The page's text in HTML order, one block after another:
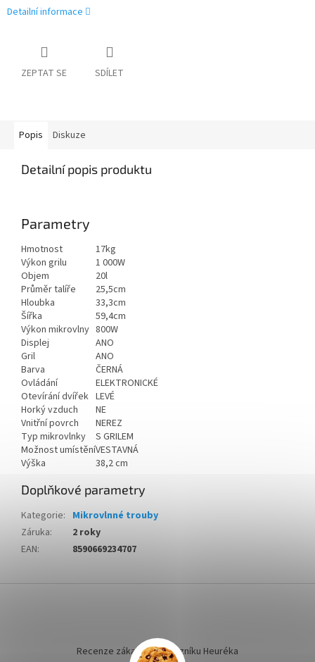
Detailní informace
ZEPTAT SE SDÍLET
Popis Diskuze
Detailní popis produktu
Parametry
Hmotnost
17kg
Výkon grilu
1 000W
Objem
20l
Průměr talíře
25,5cm
Hloubka
33,3cm
Šířka
59,4cm
Výkon mikrovlny 800W
Displej
ANO
Gril
ANO
Barva
ČERNÁ
Ovládání
ELEKTRONICKÉ
Otevírání dvířek LEVÉ
Horký vzduch
NE
Vnitřní povrch
NEREZ
Typ mikrovlnky
S GRILEM
Možnost umístěníVESTAVNÁ
Výška
38,2 cm
Doplňkové parametry
Kategorie: Mikrovlnné trouby
Záruka:
2 roky
EAN: 8590669234707
Recenze zákazníků dotazníku Heuréka